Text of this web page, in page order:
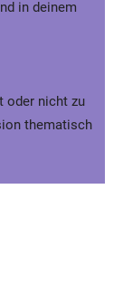
in deinem
oder nicht zu
thematisch